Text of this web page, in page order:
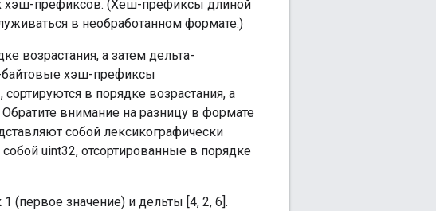
хэш-префиксов. (Хеш-префиксы длиной
в необработанном формате.)
возрастания, а затем дельта-
байтовые хэш-префиксы
в порядке возрастания, а
внимание на разницу в формате
собой лексикографически
uint32, отсортированные в порядке
(первое значение) и дельты [4, 2, 6].